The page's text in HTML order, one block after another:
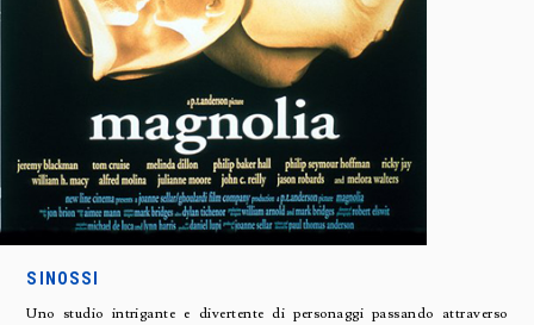
SINOSSI
Uno studio intrigante e divertente di personaggi passando attraverso